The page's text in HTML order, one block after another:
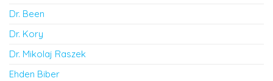
Dr. Been
Dr. Kory
Dr. Mikolaj Raszek
Ehden Biber